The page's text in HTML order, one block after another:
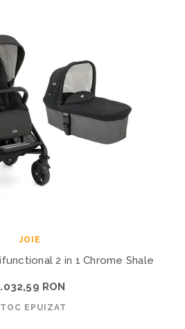
JOIE
2 in 1 Chrome Shale
RON
EPUIZAT